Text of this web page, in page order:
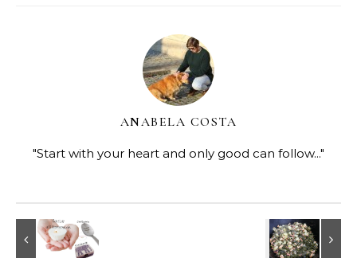
ANABELA COSTA
"Start with your heart and only good can follow..."